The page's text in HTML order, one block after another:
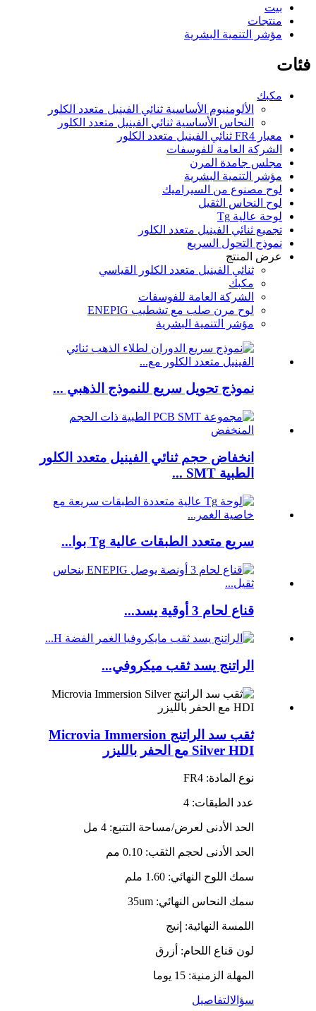
بيت
منتجات
مؤشر التنمية البشرية
فئات
مكبك
الألومنيوم الأساسية ثنائي الفينيل متعدد الكلور
النحاس الأساسية ثنائي الفينيل متعدد الكلور
معيار FR4 ثنائي الفينيل متعدد الكلور
الشركة العامة للفوسفات
مجلس جامدة المرن
مؤشر التنمية البشرية
لوح مصنوع من السيراميك
لوح النحاس الثقيل
لوحة عالية Tg
تجميع ثنائي الفينيل متعدد الكلور
نموذج التحول السريع
عرض المنتج
ثنائي الفينيل متعدد الكلور القياسي
مكبك
الشركة العامة للفوسفات
لوح مرن صلب مع تشطيب ENEPIG
مؤشر التنمية البشرية
نموذج تحويل سريع للنموذج الذهبي ...
انخفاض حجم ثنائي الفينيل متعدد الكلور
الطبية SMT ...
سريع متعدد الطبقات عالية Tg بوا...
قناع لحام 3 أوقية يسد...
الراتنج يسد ثقب ميكروفي...
ثقب سد الراتنج Microvia Immersion
Silver HDI مع الحفر بالليزر
نوع المادة: FR4
عدد الطبقات: 4
الحد الأدنى لعرض/مساحة التتبع: 4 مل
الحد الأدنى لحجم الثقب: 0.10 مم
سمك اللوح النهائي: 1.60 ملم
سمك النحاس النهائي: 35um
اللمسة النهائية: إنيج
لون قناع اللحام: أزرق
المهلة الزمنية: 15 يوما
سؤالالتفاصيل